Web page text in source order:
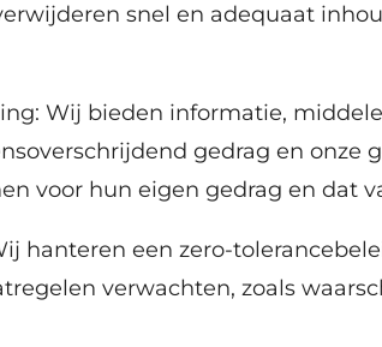
snel en adequaat
Wij bieden informatie,
gedrag en onze
voor hun eigen gedrag en dat
hanteren een zero-
verwachten, zoals